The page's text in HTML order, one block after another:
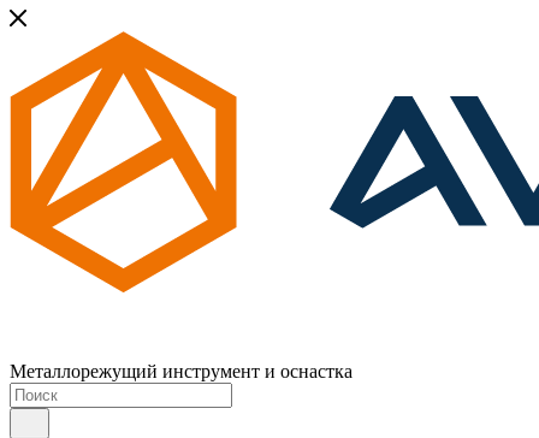
Металлорежущий инструмент и оснастка